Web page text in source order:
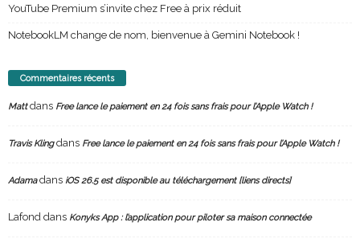
YouTube Premium s’invite chez Free à prix réduit
NotebookLM change de nom, bienvenue à Gemini Notebook !
Commentaires récents
Mattdans Free lance le paiement en 24 fois sans frais pour l’Apple Watch !
Travis Klingdans Free lance le paiement en 24 fois sans frais pour l’Apple Watch !
Adamadans iOS 26.5 est disponible au téléchargement [liens directs]
Lafond dans Konyks App : l’application pour piloter sa maison connectée